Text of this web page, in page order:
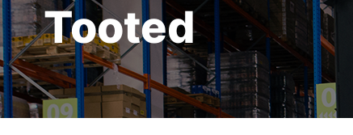
Tooted